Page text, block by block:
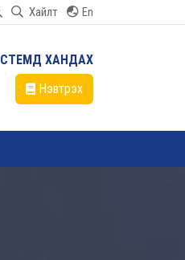
Хайлт En
ХАНДАХ
Нэвтрэх